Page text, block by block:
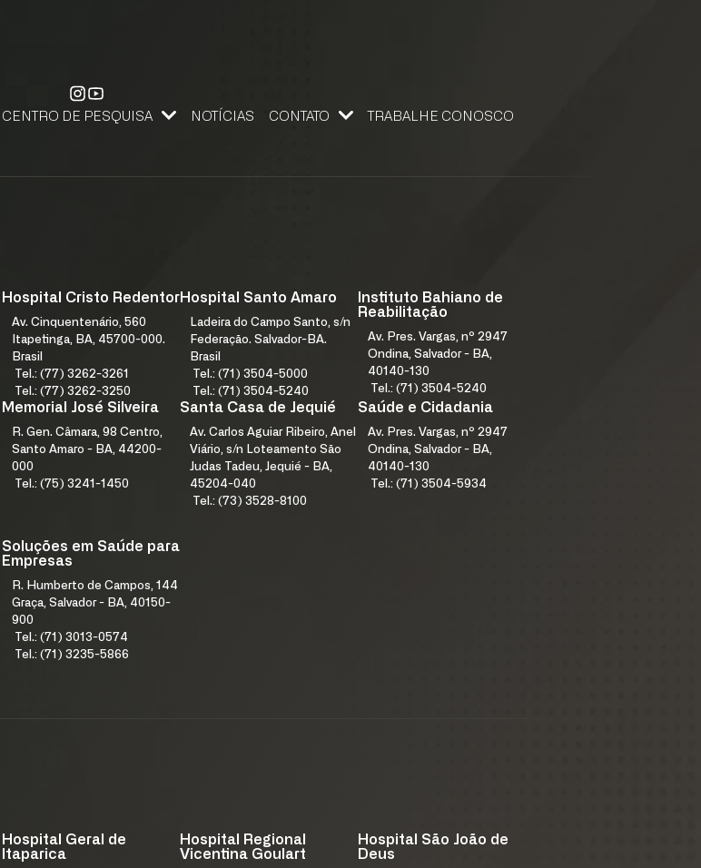
CENTRO DE PESQUISA NOTÍCIAS CONTATO TRABALHE CONOSCO
Hospital Cristo Redentor
Av. Cinquentenário, 560
Itapetinga, BA, 45700-000.
Brasil
Tel.: (77) 3262-3261
Tel.: (77) 3262-3250
Hospital Santo Amaro
Ladeira do Campo Santo, s/n
Federação. Salvador-BA.
Brasil
Tel.: (71) 3504-5000
Tel.: (71) 3504-5240
Instituto Bahiano de
Reabilitação
Av. Pres. Vargas, nº 2947
Ondina, Salvador - BA,
40140-130
Tel.: (71) 3504-5240
Memorial José Silveira
R. Gen. Câmara, 98 Centro,
Santo Amaro - BA, 44200-
000
Tel.: (75) 3241-1450
Santa Casa de Jequié
Av. Carlos Aguiar Ribeiro, Anel
Viário, s/n Loteamento São
Judas Tadeu, Jequié - BA,
45204-040
Tel.: (73) 3528-8100
Saúde e Cidadania
Av. Pres. Vargas, nº 2947
Ondina, Salvador - BA,
40140-130
Tel.: (71) 3504-5934
Soluções em Saúde para
Empresas
R. Humberto de Campos, 144
Graça, Salvador - BA, 40150-
900
Tel.: (71) 3013-0574
Tel.: (71) 3235-5866
Hospital Geral de
Itaparica
Hospital Regional
Vicentina Goulart
Hospital São João de
Deus